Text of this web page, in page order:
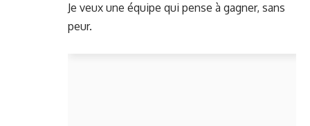
Je veux une équipe qui pense à gagner, sans
peur.